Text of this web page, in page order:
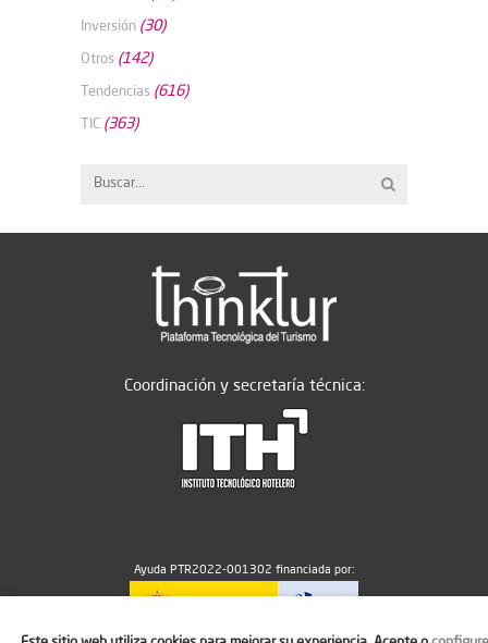
Inversión (30)
Otros (142)
Tendencias (616)
TIC (363)
Coordinación y secretaría técnica:
Ayuda PTR2022-001302 financiada por: